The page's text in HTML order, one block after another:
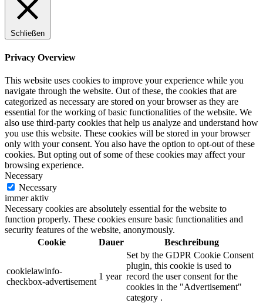
Schließen
Privacy Overview
This website uses cookies to improve your experience while you
navigate through the website. Out of these, the cookies that are
categorized as necessary are stored on your browser as they are
essential for the working of basic functionalities of the website. We
also use third-party cookies that help us analyze and understand how
you use this website. These cookies will be stored in your browser
only with your consent. You also have the option to opt-out of these
cookies. But opting out of some of these cookies may affect your
browsing experience.
Necessary
Necessary
immer aktiv
Necessary cookies are absolutely essential for the website to
function properly. These cookies ensure basic functionalities and
security features of the website, anonymously.
Cookie
Dauer Beschreibung
cookielawinfo-
checkbox-advertisement
1 year
Set by the GDPR Cookie Consent
plugin, this cookie is used to
record the user consent for the
cookies in the "Advertisement"
category .